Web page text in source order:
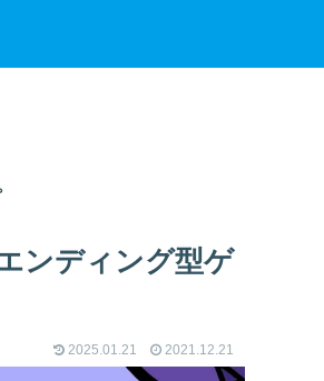
ンディング型ゲ
2025.01.21 2021.12.21